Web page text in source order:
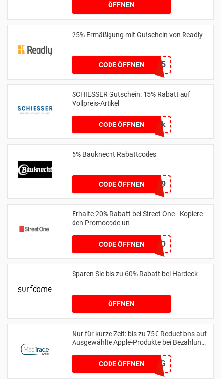
ÖFFNEN
25% Ermäßigung mit Gutschein von Readly
CODE ÖFFNENBOOTS25
SCHIESSER Gutschein: 15% Rabatt auf
Vollpreis-Artikel
CODE ÖFFNEN6uapk
5% Bauknecht Rabattcodes
CODE ÖFFNENBK5W619
Erhalte 20% Rabatt bei Street One - Kopiere
den Promocode un
CODE ÖFFNENMYLOVESO
Sparen Sie bis zu 60% Rabatt bei Hardeck
ÖFFNEN
Nur für kurze Zeit: bis zu 75€ Reductions auf
Ausgewählte Apple-Produkte bei Bezahlung
CODE ÖFFNEN
MTSPAR-75FZG